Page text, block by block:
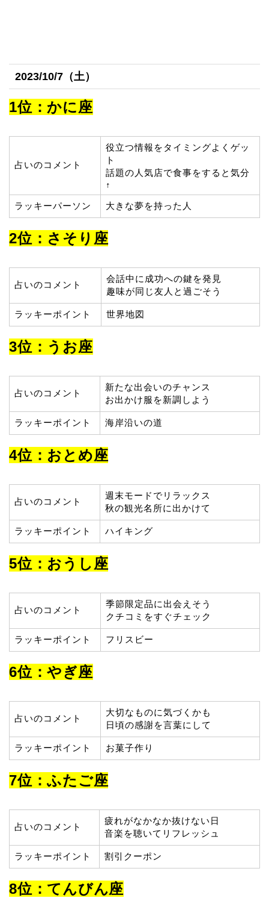
2023/10/7（土）
1位：かに座
占いのコメント
役立つ情報をタイミングよくゲッ
ト
話題の人気店で食事をすると気分
↑
ラッキーパーソン 大きな夢を持った人
2位：さそり座
占いのコメント
会話中に成功への鍵を発見
趣味が同じ友人と過ごそう
ラッキーポイント 世界地図
3位：うお座
占いのコメント
新たな出会いのチャンス
お出かけ服を新調しよう
ラッキーポイント 海岸沿いの道
4位：おとめ座
占いのコメント
週末モードでリラックス
秋の観光名所に出かけて
ラッキーポイント ハイキング
5位：おうし座
占いのコメント
季節限定品に出会えそう
クチコミをすぐチェック
ラッキーポイント フリスビー
6位：やぎ座
占いのコメント
大切なものに気づくかも
日頃の感謝を言葉にして
ラッキーポイント お菓子作り
7位：ふたご座
占いのコメント
疲れがなかなか抜けない日
音楽を聴いてリフレッシュ
ラッキーポイント 割引クーポン
8位：てんびん座